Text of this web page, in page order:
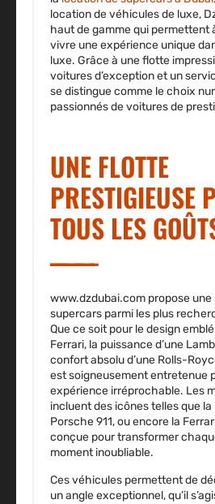
location de véhicules de luxe,
haut de gamme qui permettent
vivre une expérience unique
luxe. Grâce à une flotte
voitures d’exception et un
se distingue comme le choix
passionnés de voitures de
UNE FLOTTE
PRESTIGIEUSE
TOUS LES
www.dzdubai.com propose
supercars parmi les plus
Que ce soit pour le design
Ferrari, la puissance d’une
confort absolu d’une Rolls-
est soigneusement entretenue
expérience irréprochable. Les
incluent des icônes telles que la
Porsche 911, ou encore la
conçue pour transformer
moment inoubliable.
Ces véhicules permettent de
un angle exceptionnel, qu’il